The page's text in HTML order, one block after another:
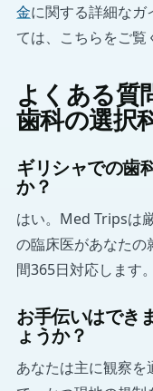
金に関する詳細なガ
ては、こちらをご覧
よくある質
歯科の選択
ギリシャでの歯
か？
はい。Med Tripsは
の臨床医があなた
間365日対応します。
お手伝いはでき
ょうか？
あなたは主に観察